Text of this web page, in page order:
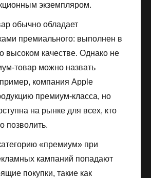
экземпляром.
обычно обладает
премиального: выполнен в
высоком качестве. Однако не
товар можно назвать
компания Apple
премиум-класса, но
на рынке для всех, кто
позволить.
«премиум» при
кампаний попадают
покупки, такие как